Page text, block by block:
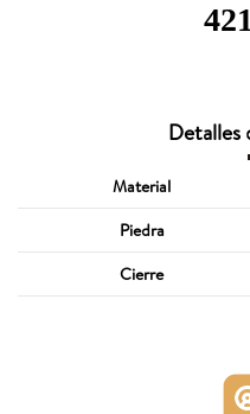
Material
Piedra
Cierre